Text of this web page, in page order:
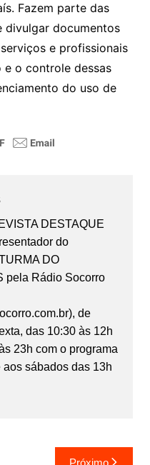
Fazem parte das
divulgar documentos
e profissionais
e o controle dessas
do uso de
DESTAQUE
do
DO
pela Rádio Socorro
de
das 10:30 às 12h
23h com o programa
aos sábados das 13h